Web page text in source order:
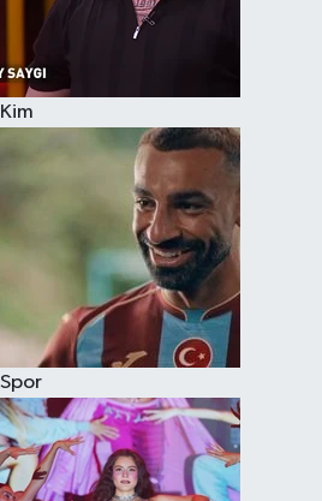
Kim
Spor